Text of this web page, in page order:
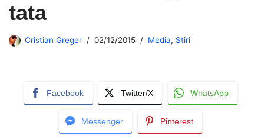
tata
Cristian Greger 02/12/2015 Media, Stiri
Facebook Twitter/X WhatsApp
Messenger Pinterest